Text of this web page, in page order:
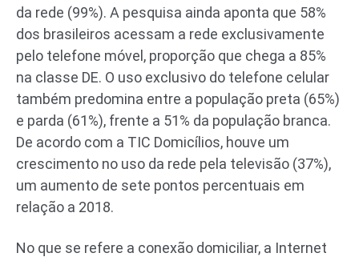
da rede (99%). A pesquisa ainda aponta que 58%
dos brasileiros acessam a rede exclusivamente
pelo telefone móvel, proporção que chega a 85%
na classe DE. O uso exclusivo do telefone celular
também predomina entre a população preta (65%)
e parda (61%), frente a 51% da população branca.
De acordo com a TIC Domicílios, houve um
crescimento no uso da rede pela televisão (37%),
um aumento de sete pontos percentuais em
relação a 2018.
No que se refere a conexão domiciliar, a Internet